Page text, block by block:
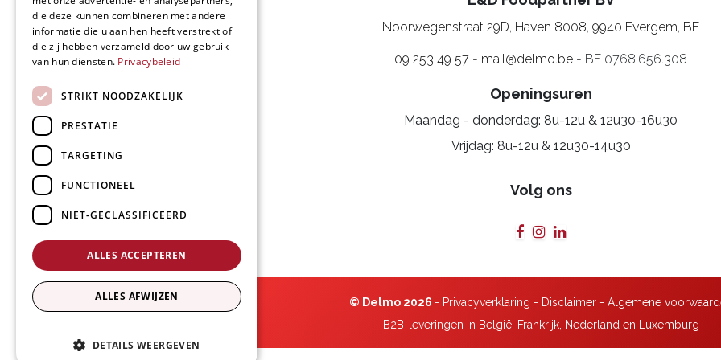
Noorwegenstraat 29D, Haven 8008, 9940 Evergem, BE
09 253 49 57 - mail@delmo.be - BE 0768.656.308
Openingsuren
Maandag - donderdag: 8u-12u & 12u30-16u30
Vrijdag: 8u-12u & 12u30-14u30
Volg ons
© Delmo 2026 - Privacyverklaring - Disclaimer- Algemene
B2B-leveringen in België, Frankrijk, Nederland en Luxemburg
die deze kunnen combineren met andere
informatie die u aan hen heeft verstrekt of
die zij hebben verzameld door uw gebruik
van hun diensten. Privacybeleid
STRIKT NOODZAKELIJK
PRESTATIE
TARGETING
FUNCTIONEEL
NIET-GECLASSIFICEERD
ALLES ACCEPTEREN
ALLES AFWIJZEN
DETAILS WEERGEVEN